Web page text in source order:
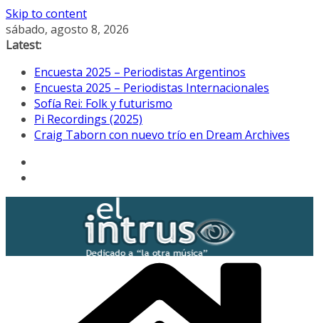
Skip to content
sábado, agosto 8, 2026
Latest:
Encuesta 2025 – Periodistas Argentinos
Encuesta 2025 – Periodistas Internacionales
Sofía Rei: Folk y futurismo
Pi Recordings (2025)
Craig Taborn con nuevo trío en Dream Archives